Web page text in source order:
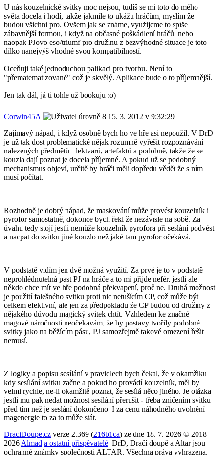
U nás kouzelnické svitky moc nejsou, tudíš se mi toto do mého
světa docela i hodí, takže jakmile to ukážu hráčům, myslím že
budou všichni pro. Ovšem jak se známe, využijeme to spíše
zábavnější formou, i když na občasné poškádlení hráčů, nebo
naopak PJovo eso/triumf pro družinu z bezvýhodné situace je toto
dílko nanejvýš vhodné svou kompatibilností.
Oceňuji také jednoduchou palikaci pro tvorbu. Není to
"přematematizované" což je skvělý. Aplikace bude o to příjemnější.
Jen tak dál, já ti tohle už bookuju :o)
Corwin45A
15. 3. 2012 v 9:32:29
Zajímavý nápad, i když osobně bych ho ve hře asi nepoužil. V DrD
je už tak dost problematické nějak rozumně vyřešit rozpoznávání
nalezených předmětů - lektvarů, artefaktů a podobně, takže že se
kouzla dají poznat je docela příjemné. A pokud už se podobný
mechanismus objeví, určitě by hráči měli dopředu vědět že s ním
musí počítat.
Rozhodně je dobrý nápad, že maskování může provést kouzelník i
pyrofor samostatně, dokonce bych řekl že nezávisle na sobě. Za
úvahu tedy stojí jestli nemůže kouzelník pyrofora při seslání podvést
a nacpat do svitku jiné kouzlo než jaké tam pyrofor očekává.
V podstatě vidím jen dvě možná využití. Za prvé je to v podstatě
neprohlédnutelná past PJ na hráče a to mi přijde nefér, jestli ale
někdo chce mít ve hře podobná překvapení, proč ne. Druhá možnost
je použití falešného svitku proti nic netušícím CP, což může být
celkem efektivní, ale jen za předpokladu že CP budou od družiny z
nějakého důvodu magický svitek chtít. Vzhledem ke značné
magové náročnosti neočekávám, že by postavy tvořily podobné
svitky jako na běžícím pásu, PJ samozřejmě takové omezení řešit
nemusí.
Z logiky a popisu sesílání v pravidlech bych čekal, že v okamžiku
kdy sesílání svitku začne a pokud ho provádí kouzelník, měl by
velmi rychle, ne-li okamžitě poznat, že sesílá něco jiného. Je otázka
jestli mu pak nedat možnost sesílání přerušit - třeba zničením svitku
před tím než je seslání dokončeno. I za cenu náhodného uvolnění
magenergie to za to může stát.
DraciDoupe.cz verze 2.369 (216b1ca) ze dne 18. 7. 2026 © 2018–
2026 Almad a ostatní přispěvatelé. DrD, Dračí doupě a Altar jsou
ochranné známky společnosti ALTAR. Všechna práva vyhrazena.